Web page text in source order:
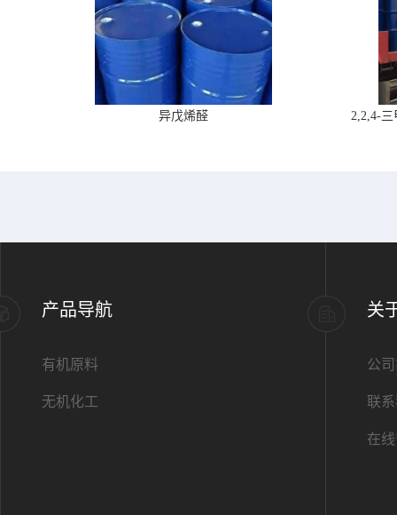
异戊烯醛 2,2,4-
产品导航
有机原料
无机化工
关
公
联
在